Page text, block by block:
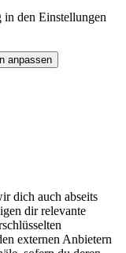
den Einstellungen
anpassen
dich auch abseits
dir relevante
externen Anbietern